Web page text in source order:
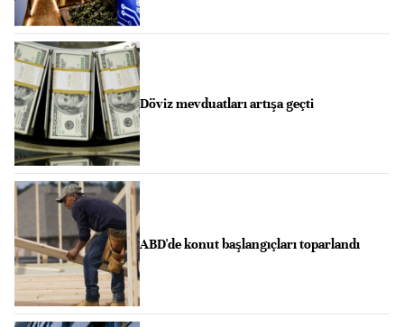
Döviz mevduatları artışa geçti
ABD'de konut başlangıçları toparlandı